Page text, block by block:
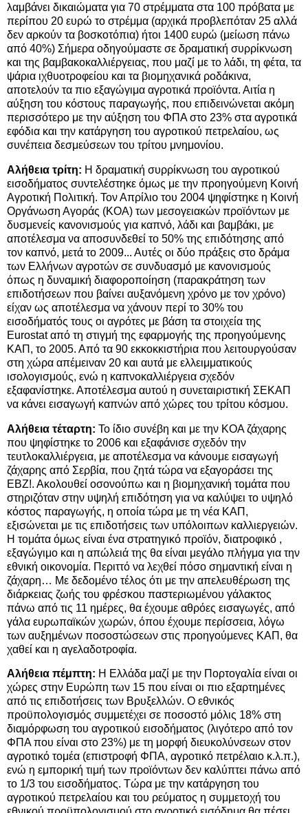
λαμβάνει δικαιώματα για 70 στρέμματα στα 100 πρόβατα με
περίπου 20 ευρώ το στρέμμα (αρχικά προβλεπόταν 25 αλλά
δεν αρκούν τα βοσκοτόπια) ήτοι 1400 ευρώ (μείωση πάνω
από 40%) Σήμερα οδηγούμαστε σε δραματική συρρίκνωση
και της βαμβακοκαλλιέργειας, που μαζί με το λάδι, τη φέτα, τα
ψάρια ιχθυοτροφείου και τα βιομηχανικά ροδάκινα,
αποτελούν τα πιο εξαγώγιμα αγροτικά προϊόντα. Αιτία η
αύξηση του κόστους παραγωγής, που επιδεινώνεται ακόμη
περισσότερο με την αύξηση του ΦΠΑ στο 23% στα αγροτικά
εφόδια και την κατάργηση του αγροτικού πετρελαίου, ως
συνέπεια δεσμεύσεων του τρίτου μνημονίου.
Αλήθεια τρίτη: Η δραματική συρρίκνωση του αγροτικού
εισοδήματος συντελέστηκε όμως με την προηγούμενη Κοινή
Αγροτική Πολιτική. Τον Απρίλιο του 2004 ψηφίστηκε η Κοινή
Οργάνωση Αγοράς (ΚΟΑ) των μεσογειακών προϊόντων με
δυσμενείς κανονισμούς για καπνό, λάδι και βαμβάκι, με
αποτέλεσμα να αποσυνδεθεί το 50% της επιδότησης από
τον καπνό, μετά το 2009... Αυτές οι δύο πράξεις στο δράμα
των Ελλήνων αγροτών σε συνδυασμό με κανονισμούς
όπως η δυναμική διαφοροποίηση (παρακράτηση των
επιδοτήσεων που βαίνει αυξανόμενη χρόνο με τον χρόνο)
είχαν ως αποτέλεσμα να χάνουν περί το 30% του
εισοδήματός τους οι αγρότες με βάση τα στοιχεία της
Εurostat από τη στιγμή της εφαρμογής της προηγούμενης
ΚΑΠ, το 2005. Από τα 90 εκκοκκιστήρια που λειτουργούσαν
στη χώρα απέμειναν 20 και αυτά με ελλειμματικούς
ισολογισμούς, ενώ η καπνοκαλλιέργεια σχεδόν
εξαφανίστηκε. Αποτέλεσμα αυτού η συνεταιριστική ΣΕΚΑΠ
να κάνει εισαγωγή καπνών από χώρες του τρίτου κόσμου.
Αλήθεια τέταρτη: Το ίδιο συνέβη και με την ΚΟΑ ζάχαρης
που ψηφίστηκε το 2006 και εξαφάνισε σχεδόν την
τευτλοκαλλιέργεια, με αποτέλεσμα να κάνουμε εισαγωγή
ζάχαρης από Σερβία, που ζητά τώρα να εξαγοράσει της
ΕΒΖ!. Ακολουθεί οσονούπω και η βιομηχανική τομάτα που
στηριζόταν στην υψηλή επιδότηση για να καλύψει το υψηλό
κόστος παραγωγής, η οποία τώρα με τη νέα ΚΑΠ,
εξισώνεται με τις επιδοτήσεις των υπόλοιπων καλλιεργειών.
Η τομάτα όμως είναι ένα στρατηγικό προϊόν, διατροφικό ,
εξαγώγιμο και η απώλειά της θα είναι μεγάλο πλήγμα για την
εθνική οικονομία. Περιττό να λεχθεί πόσο σημαντική είναι η
ζάχαρη… Με δεδομένο τέλος ότι με την απελευθέρωση της
διάρκειας ζωής του φρέσκου παστεριωμένου γάλακτος
πάνω από τις 11 ημέρες, θα έχουμε αθρόες εισαγωγές, από
γάλα ευρωπαϊκών χωρών, όπου έχουμε περίσσεια, λόγω
των αυξημένων ποσοστώσεων στις προηγούμενες ΚΑΠ, θα
χαθεί και η αγελαδοτροφία.
Αλήθεια πέμπτη: Η Ελλάδα μαζί με την Πορτογαλία είναι οι
χώρες στην Ευρώπη των 15 που είναι οι πιο εξαρτημένες
από τις επιδοτήσεις των Βρυξελλών. Ο εθνικός
προϋπολογισμός συμμετέχει σε ποσοστό μόλις 18% στη
διαμόρφωση του αγροτικού εισοδήματος (λιγότερο από τον
ΦΠΑ που είναι στο 23%) με τη μορφή διευκολύνσεων στον
αγροτικό τομέα (επιστροφή ΦΠΑ, αγροτικό πετρέλαιο κ.λ.π.),
ενώ η εμπορική τιμή των προϊόντων δεν καλύπτει πάνω από
το 1/3 του εισοδήματος. Τώρα με την κατάργηση του
αγροτικού πετρελαίου και του ρεύματος η συμμετοχή του